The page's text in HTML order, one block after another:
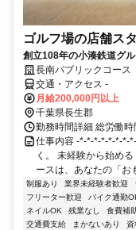
ゴルフ場の店舗ス
創立108年の小湊鉄道グ
長南パブリックコース
交通・アクセス -
月給200,000円以上
千葉県長生郡
勤務時間詳細 総労働
仕事内容 -*-*-*-*-*-*-*-
く。 未経験から始め
ースは、あなたの「お
制服あり 業界未経験者歓迎
フリーター歓迎
バイク通勤
ネイルOK
残業なし 食費補
交通費支給
まかないあり